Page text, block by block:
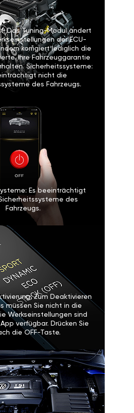
Das Tuning-Modul ändert
der ECU-
korrigiert lediglich die
Ihre Fahrzeuggarantie
Sicherheitssysteme:
nicht die
des Fahrzeugs.
Es beeinträchtigt
des
Fahrzeugs.
Zum Deaktivieren
müssen Sie nicht in die
Werkseinstellungen sind
verfügbar. Drücken Sie
die OFF-Taste.